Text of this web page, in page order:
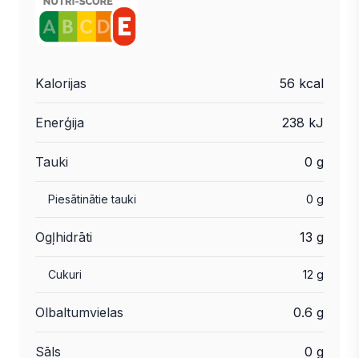
Kalorijas 56 kcal
Enerģija 238 kJ
Tauki 0 g
Piesātinātie tauki 0 g
Ogļhidrāti 13 g
Cukuri 12 g
Olbaltumvielas 0.6 g
Sāls 0 g